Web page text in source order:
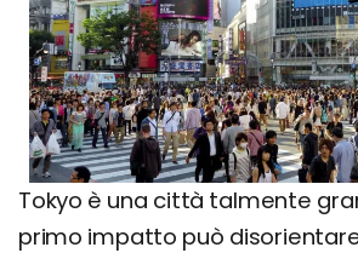
Tokyo è una città talmente
primo impatto può